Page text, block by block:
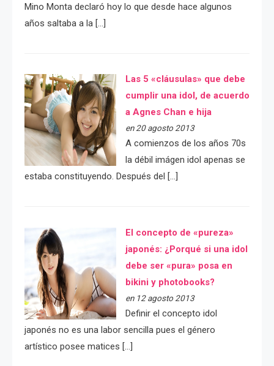
Mino Monta declaró hoy lo que desde hace algunos
años saltaba a la […]
Las 5 «cláusulas» que debe
cumplir una idol, de acuerdo
a Agnes Chan e hija
en 20 agosto 2013
A comienzos de los años 70s
la débil imágen idol apenas se
estaba constituyendo. Después del […]
El concepto de «pureza»
japonés: ¿Porqué si una idol
debe ser «pura» posa en
bikini y photobooks?
en 12 agosto 2013
Definir el concepto idol
japonés no es una labor sencilla pues el género
artístico posee matices […]